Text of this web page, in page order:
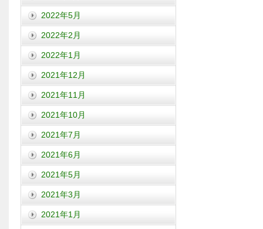
2022年5月
2022年2月
2022年1月
2021年12月
2021年11月
2021年10月
2021年7月
2021年6月
2021年5月
2021年3月
2021年1月